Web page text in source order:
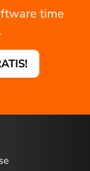
time